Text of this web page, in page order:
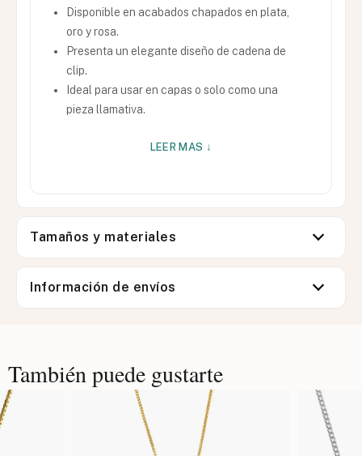
Disponible en acabados chapados en plata,
oro y rosa.
Presenta un elegante diseño de cadena de
clip.
Ideal para usar en capas o solo como una
pieza llamativa.
LEER MAS ↓
Tamaños y materiales
Información de envíos
También puede gustarte